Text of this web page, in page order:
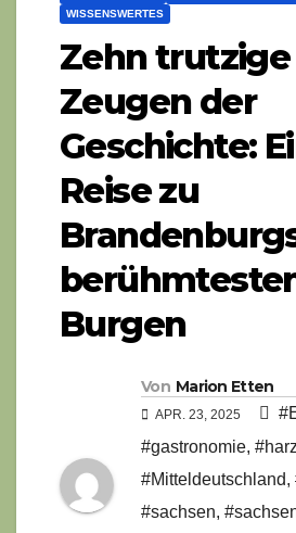
WISSENSWERTES
Zehn trutzige
Zeugen der
Geschichte:
Reise zu
Burgen
Von Marion Etten
APR. 23, 2025
#gastronomie, #harz
#Mitteldeutschland,
#sachsen,